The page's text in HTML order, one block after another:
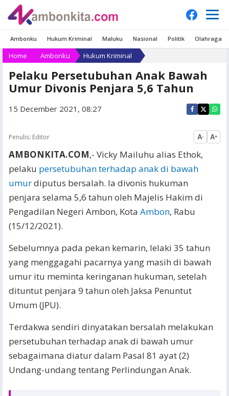
Ambonku Hukum Kriminal Maluku Nasional Politik Olahraga
Home Ambonku Hukum Kriminal
Pelaku Persetubuhan Anak Bawah
Umur Divonis Penjara 5,6 Tahun
15 December 2021, 08:27
Penulis: Editor A- A+
AMBONKITA.COM,- Vicky Mailuhu alias Ethok,
pelaku persetubuhan terhadap anak di bawah
umurdiputus bersalah. Ia divonis hukuman
penjara selama 5,6 tahun oleh Majelis Hakim di
Pengadilan Negeri Ambon, Kota Ambon, Rabu
(15/12/2021).
Sebelumnya pada pekan kemarin, lelaki 35 tahun
yang menggagahi pacarnya yang masih di bawah
umur itu meminta keringanan hukuman, setelah
dituntut penjara 9 tahun oleh Jaksa Penuntut
Umum (JPU).
Terdakwa sendiri dinyatakan bersalah melakukan
persetubuhan terhadap anak di bawah umur
sebagaimana diatur dalam Pasal 81 ayat (2)
Undang-undang tentang Perlindungan Anak.